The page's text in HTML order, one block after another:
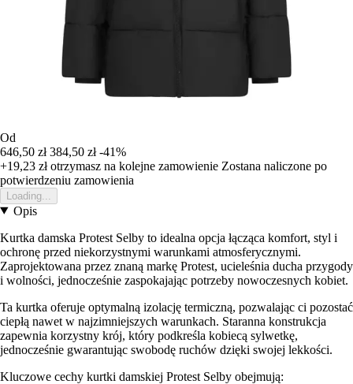
Od
646,50 zł 384,50 zł -41%
+19,23 złotrzymasz na kolejne zamowienie Zostana naliczone po
potwierdzeniu zamowienia
Loading...
Opis
Kurtka damska Protest Selby to idealna opcja łącząca komfort, styl i
ochronę przed niekorzystnymi warunkami atmosferycznymi.
Zaprojektowana przez znaną markę Protest, ucieleśnia ducha przygody
i wolności, jednocześnie zaspokajając potrzeby nowoczesnych kobiet.
Ta kurtka oferuje optymalną izolację termiczną, pozwalając ci pozostać
ciepłą nawet w najzimniejszych warunkach. Staranna konstrukcja
zapewnia korzystny krój, który podkreśla kobiecą sylwetkę,
jednocześnie gwarantując swobodę ruchów dzięki swojej lekkości.
Kluczowe cechy kurtki damskiej Protest Selby obejmują: